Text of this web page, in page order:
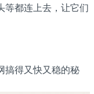
等都连上去，让它们
搞得又快又稳的秘